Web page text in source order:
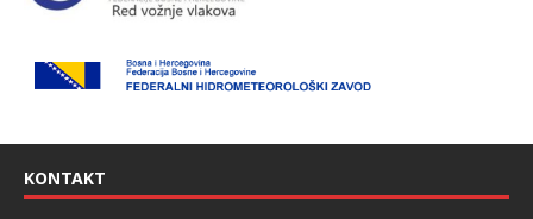
KONTAKT